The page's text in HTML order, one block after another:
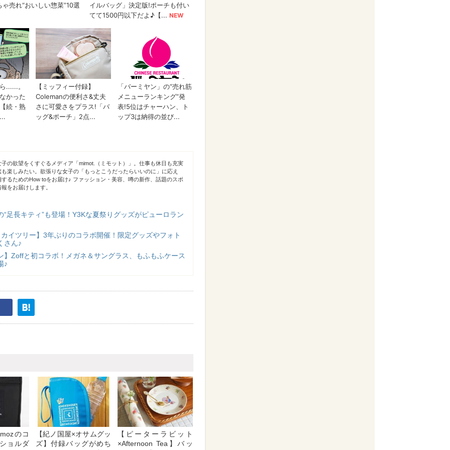
の欲望をくすぐるメディア「mimot.（ミモット）」。仕事も休日も充実
楽しみたい。欲張りな女子の「もっとこうだったらいいのに」に応え
るためのHow toをお届け♪ ファッション・美容、噂の新作、話題のスポ
をお届けします。
“足長キティ”も登場！Y3Kな夏祭りグッズがピューロラン
イツリー】3年ぶりのコラボ開催！限定グッズやフォト
さん♪
】Zoffと初コラボ！メガネ＆サングラス、もふもふケース
♪
のコ
ョルダ
【紀ノ国屋×オサムグッ
ズ】付録バッグがめち
【ピーターラビット
×Afternoon Tea】バッ